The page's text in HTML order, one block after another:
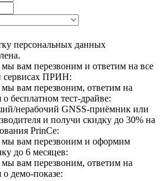
персональных данных
мы вам перезвоним и ответим на все
сервисах ПРИН:
мы вам перезвоним, ответим на
бесплатном тест-драйве:
нерабочий GNSS-приёмник или
и получи скидку до 30% на
PrinCe:
мы вам перезвоним и оформим
до 6 месяцев:
мы вам перезвоним, ответим на
демо-показе: